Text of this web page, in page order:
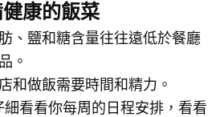
康的飯菜
、鹽和糖含量往往遠低於餐廳
。
和做飯需要時間和精力。
細看看你每周的日程安排，看看